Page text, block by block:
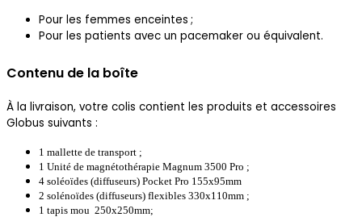
Pour les femmes enceintes ;
Pour les patients avec un pacemaker ou équivalent.
Contenu de la boîte
À la livraison, votre colis contient les produits et accessoires
Globus suivants :
1 mallette de transport ;
1 Unité de magnétothérapie Magnum 3500 Pro ;
4 soléoïdes (diffuseurs) Pocket Pro 155x95mm
2 solénoïdes (diffuseurs) flexibles 330x110mm ;
1 tapis mou 250x250mm;